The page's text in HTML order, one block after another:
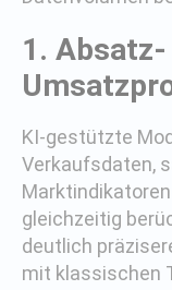
1. Absatz-
KI-gestützte
Verkaufsdaten,
gleichzeitig
deutlich
mit klassischen